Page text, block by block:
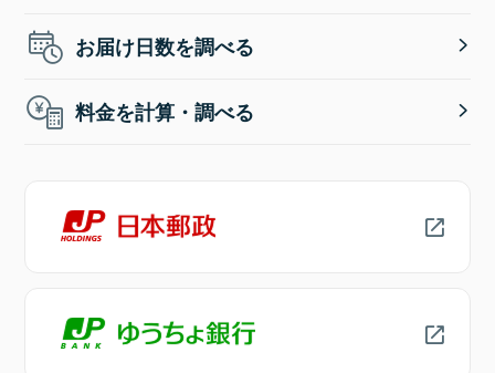
お届け日数を調べる
料金を計算・調べる